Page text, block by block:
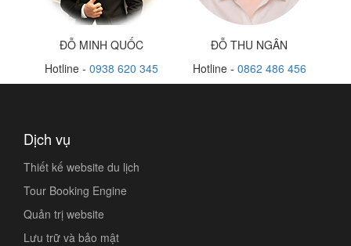
ĐỖ MINH QUỐC
Hotline - 0938 620 345
ĐỖ THU NGÂN
Hotline - 0862 486 456
Dịch vụ
Thiết kế website du lịch
Tour Booking Engine
Quản trị website
Lưu trữ và bảo mật